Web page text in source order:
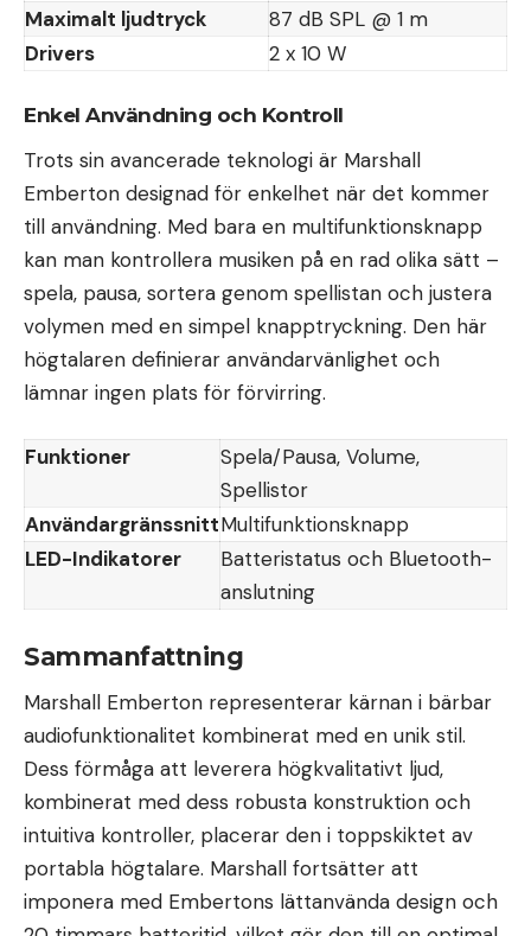
Maximalt ljudtryck
87 dB SPL @ 1 m
Drivers
2 x 10 W
Enkel Användning och Kontroll
Trots sin avancerade teknologi är Marshall
Emberton designad för enkelhet när det kommer
till användning. Med bara en multifunktionsknapp
kan man kontrollera musiken på en rad olika sätt –
spela, pausa, sortera genom spellistan och justera
volymen med en simpel knapptryckning. Den här
högtalaren definierar användarvänlighet och
lämnar ingen plats för förvirring.
Funktioner
Spela/Pausa, Volume,
Spellistor
AnvändargränssnittMultifunktionsknapp
LED-Indikatorer
Batteristatus och Bluetooth-
anslutning
Sammanfattning
Marshall Emberton representerar kärnan i bärbar
audiofunktionalitet kombinerat med en unik stil.
Dess förmåga att leverera högkvalitativt ljud,
kombinerat med dess robusta konstruktion och
intuitiva kontroller, placerar den i toppskiktet av
portabla högtalare. Marshall fortsätter att
imponera med Embertons lättanvända design och